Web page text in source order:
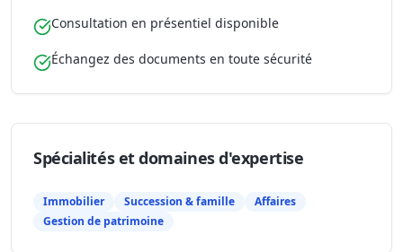
Consultation en présentiel disponible
Échangez des documents en toute sécurité
Spécialités et domaines d'expertise
Immobilier Succession & famille
Affaires
Gestion de patrimoine